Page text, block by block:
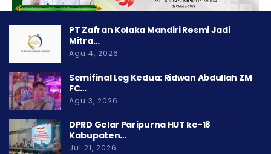
PT Zafran Kolaka Mandiri Resmi Jadi
Mitra…
Agu 4, 2026
Semifinal Leg Kedua: Ridwan Abdullah ZM
FC…
Agu 3, 2026
DPRD Gelar Paripurna HUT ke-18
Kabupaten…
Jul 21, 2026